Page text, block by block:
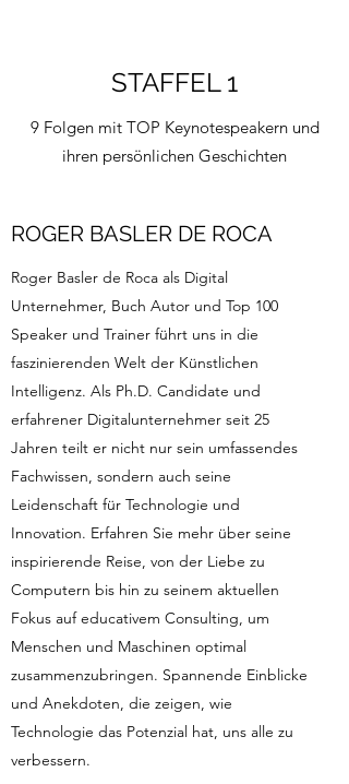
STAFFEL 1
9 Folgen mit TOP Keynotespeakern und
ihren persönlichen Geschichten
ROGER BASLER DE ROCA
Roger Basler de Roca als Digital
Unternehmer, Buch Autor und Top 100
Speaker und Trainer führt uns in die
faszinierenden Welt der Künstlichen
Intelligenz. Als Ph.D. Candidate und
erfahrener Digitalunternehmer seit 25
Jahren teilt er nicht nur sein umfassendes
Fachwissen, sondern auch seine
Leidenschaft für Technologie und
Innovation. Erfahren Sie mehr über seine
inspirierende Reise, von der Liebe zu
Computern bis hin zu seinem aktuellen
Fokus auf educativem Consulting, um
Menschen und Maschinen optimal
zusammenzubringen. Spannende Einblicke
und Anekdoten, die zeigen, wie
Technologie das Potenzial hat, uns alle zu
verbessern.